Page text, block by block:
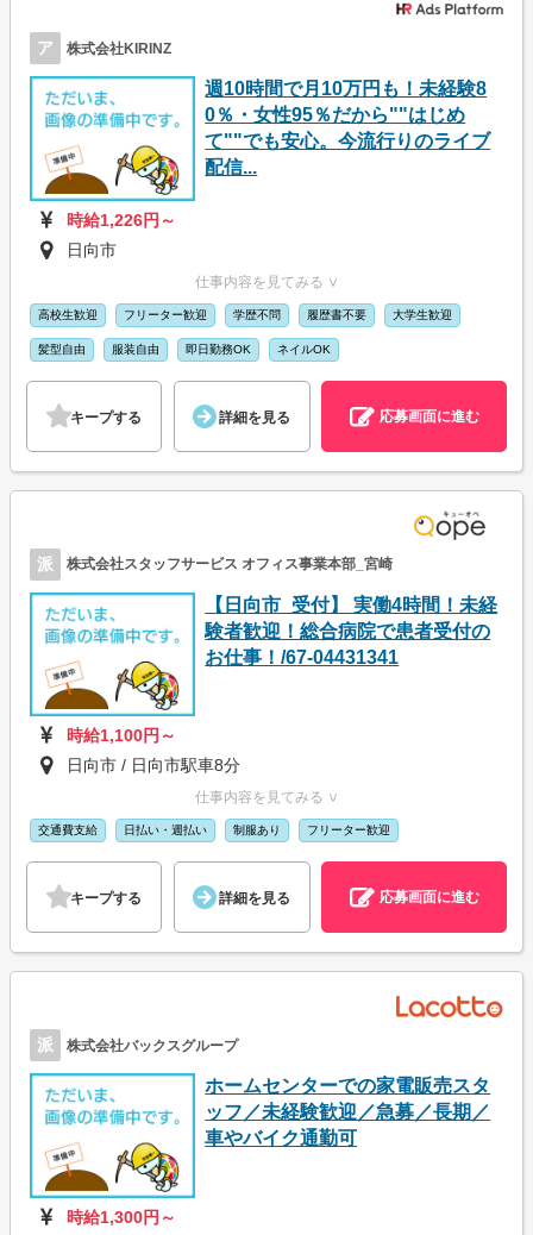
ア 株式会社KIRINZ
週10時間で月10万円も！未経験8
0％・女性95％だから""はじめ
て""でも安心。今流行りのライブ
配信...
時給1,226円～
日向市
仕事内容を見てみる ∨
高校生歓迎 フリーター歓迎 学歴不問 履歴書不要 大学生歓迎
髪型自由 服装自由 即日勤務OK ネイルOK
キープする 詳細を見る 応募画面に進む
派 株式会社スタッフサービス オフィス事業本部_宮崎
【日向市_受付】 実働4時間！未経
験者歓迎！総合病院で患者受付の
お仕事！/67-04431341
時給1,100円～
日向市 / 日向市駅車8分
仕事内容を見てみる ∨
交通費支給 日払い・週払い 制服あり フリーター歓迎
キープする 詳細を見る 応募画面に進む
派 株式会社バックスグループ
ホームセンターでの家電販売スタ
ッフ／未経験歓迎／急募／長期／
車やバイク通勤可
時給1,300円～